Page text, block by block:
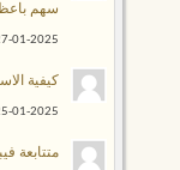
سهم
01-2025
كيفية
01-2025
متتابعة